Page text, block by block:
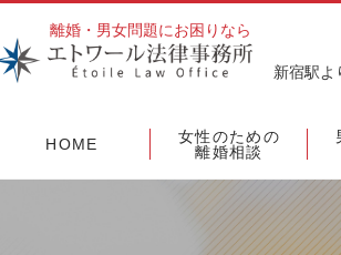
離婚・男女問題にお困りなら
新宿駅よ
HOME
女性のための
離婚相談